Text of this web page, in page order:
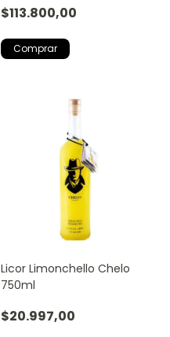
$113.800,00
Licor Limonchello Chelo
750ml
$20.997,00